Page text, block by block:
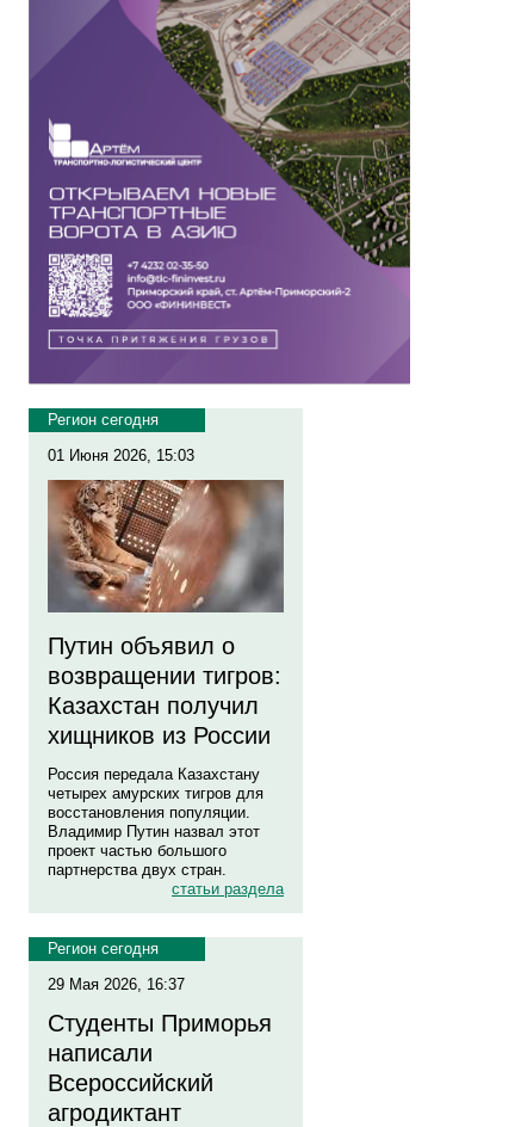
Регион сегодня
01 Июня 2026, 15:03
Путин объявил о
возвращении тигров:
Казахстан получил
хищников из России
Россия передала Казахстану
четырех амурских тигров для
восстановления популяции.
Владимир Путин назвал этот
проект частью большого
партнерства двух стран.
статьи раздела
Регион сегодня
29 Мая 2026, 16:37
Студенты Приморья
написали
Всероссийский
агродиктант